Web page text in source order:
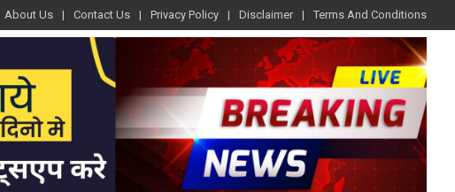
About Us Contact Us Privacy Policy Disclaimer Terms And Conditions